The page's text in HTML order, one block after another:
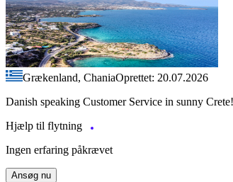
Grækenland, ChaniaOprettet: 20.07.2026
Danish speaking Customer Service in sunny Crete!
Hjælp til flytning
Ingen erfaring påkrævet
Ansøg nu